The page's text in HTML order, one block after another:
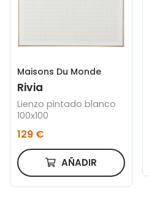
Maisons Du Monde
Rivia
Lienzo pintado blanco
100x100
129 €
AÑADIR